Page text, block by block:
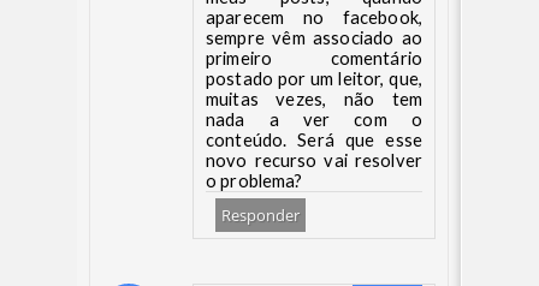
aparecem no facebook,
sempre vêm associado ao
primeiro comentário
postado por um leitor, que,
muitas vezes, não tem
nada a ver com o
conteúdo. Será que esse
novo recurso vai resolver
o problema?
Responder